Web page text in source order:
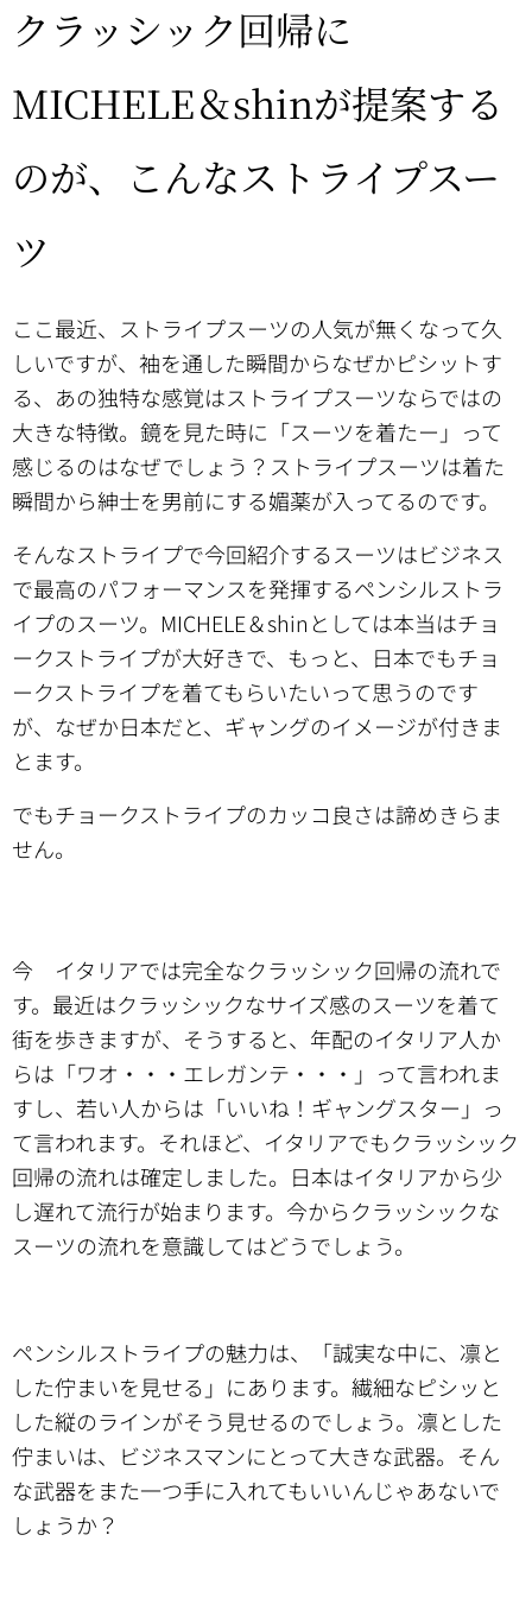
クラッシック回帰に
MICHELE＆shinが提案する
のが、こんなストライプスー
ツ
ここ最近、ストライプスーツの人気が無くなって久
しいですが、袖を通した瞬間からなぜかピシットす
る、あの独特な感覚はストライプスーツならではの
大きな特徴。鏡を見た時に「スーツを着たー」って
感じるのはなぜでしょう？ストライプスーツは着た
瞬間から紳士を男前にする媚薬が入ってるのです。
そんなストライプで今回紹介するスーツはビジネス
で最高のパフォーマンスを発揮するペンシルストラ
イプのスーツ。MICHELE＆shinとしては本当はチョ
ークストライプが大好きで、もっと、日本でもチョ
ークストライプを着てもらいたいって思うのです
が、なぜか日本だと、ギャングのイメージが付きま
とます。
でもチョークストライプのカッコ良さは諦めきらま
せん。
今 イタリアでは完全なクラッシック回帰の流れで
す。最近はクラッシックなサイズ感のスーツを着て
街を歩きますが、そうすると、年配のイタリア人か
らは「ワオ・・・エレガンテ・・・」って言われま
すし、若い人からは「いいね！ギャングスター」っ
て言われます。それほど、イタリアでもクラッシック
回帰の流れは確定しました。日本はイタリアから少
し遅れて流行が始まります。今からクラッシックな
スーツの流れを意識してはどうでしょう。
ペンシルストライプの魅力は、「誠実な中に、凛と
した佇まいを見せる」にあります。繊細なピシッと
した縦のラインがそう見せるのでしょう。凛とした
佇まいは、ビジネスマンにとって大きな武器。そん
な武器をまた一つ手に入れてもいいんじゃあないで
しょうか？